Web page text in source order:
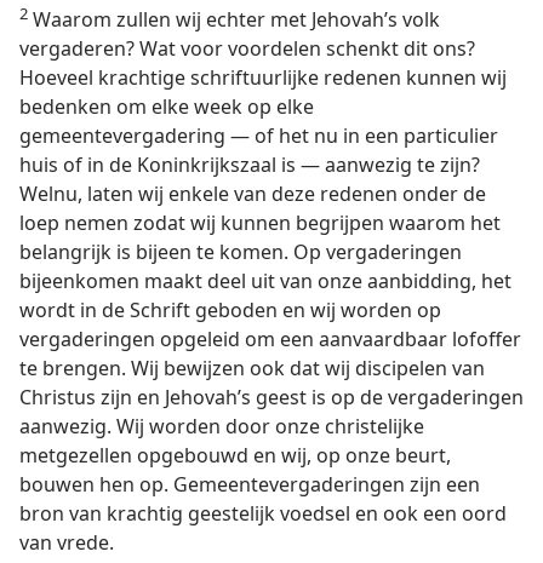
2 Waarom zullen wij echter met Jehovah’s volk
vergaderen? Wat voor voordelen schenkt dit ons?
Hoeveel krachtige schriftuurlijke redenen kunnen wij
bedenken om elke week op elke
gemeentevergadering — of het nu in een particulier
huis of in de Koninkrijkszaal is — aanwezig te zijn?
Welnu, laten wij enkele van deze redenen onder de
loep nemen zodat wij kunnen begrijpen waarom het
belangrijk is bijeen te komen. Op vergaderingen
bijeenkomen maakt deel uit van onze aanbidding, het
wordt in de Schrift geboden en wij worden op
vergaderingen opgeleid om een aanvaardbaar lofoffer
te brengen. Wij bewijzen ook dat wij discipelen van
Christus zijn en Jehovah’s geest is op de vergaderingen
aanwezig. Wij worden door onze christelijke
metgezellen opgebouwd en wij, op onze beurt,
bouwen hen op. Gemeentevergaderingen zijn een
bron van krachtig geestelijk voedsel en ook een oord
van vrede.